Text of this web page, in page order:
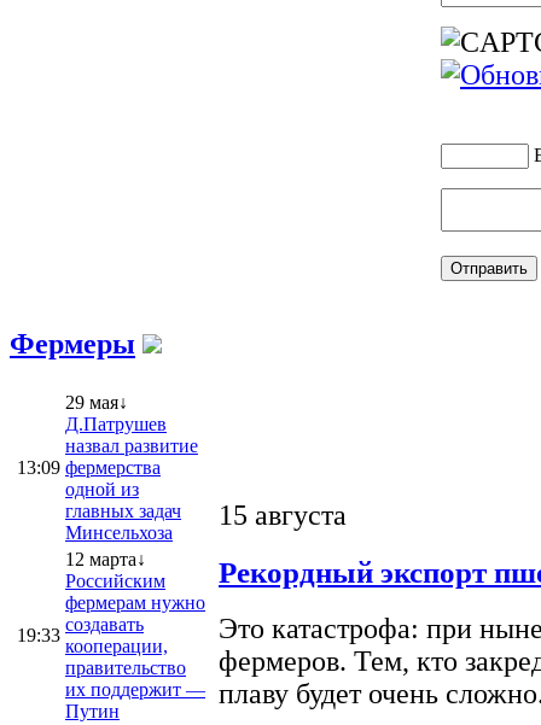
Фермеры
13:09
29 мая↓
Д.Патрушев
назвал развитие
фермерства
одной из
главных задач
Минсельхоза
19:33
12 марта↓
Российским
фермерам нужно
создавать
кооперации,
правительство
их поддержит —
Путин
15 августа
Рекордный экспорт
Это катастрофа: при
фермеров. Тем, кто
плаву будет очень